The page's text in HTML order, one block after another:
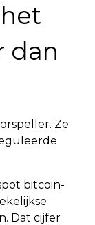
dan
Ze
bitcoin-
Dat cijfer